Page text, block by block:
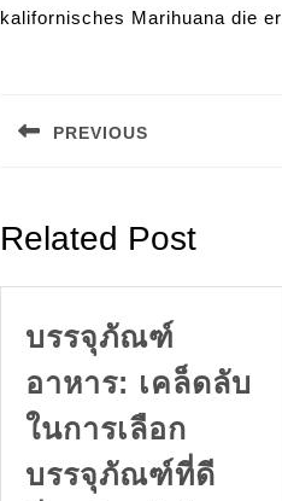
kalifornisches Marihuana die
navigation
PREVIOUS
Related Post
บรรจุภัณฑ์
อาหาร: เคล็ดลับ
ในการเลือก
บรรจุภัณฑ์ที่ดี